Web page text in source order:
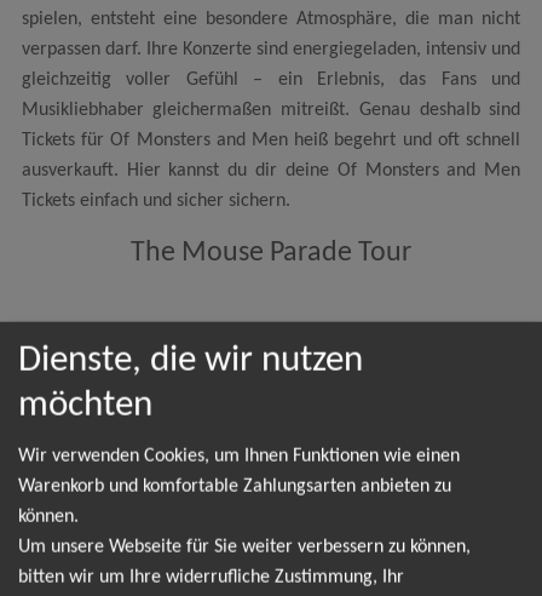
spielen, entsteht eine besondere Atmosphäre, die man nicht
verpassen darf. Ihre Konzerte sind energiegeladen, intensiv und
gleichzeitig voller Gefühl – ein Erlebnis, das Fans und
Musikliebhaber gleichermaßen mitreißt. Genau deshalb sind
Tickets für Of Monsters and Men heiß begehrt und oft schnell
ausverkauft. Hier kannst du dir deine Of Monsters and Men
Tickets einfach und sicher sichern.
The Mouse Parade Tour
NEWSLETTER
Leider gibt es aktuell von Of Monsters And Men
keine Termine. Wir informieren dich jedoch gerne
direkt, sobald es neue Termine gibt. Einfach hier
für den Of Monsters And Men Newsletter
Dienste, die wir nutzen
möchten
Wir verwenden Cookies, um Ihnen Funktionen wie einen
Warenkorb und komfortable Zahlungsarten anbieten zu
können.
Um unsere Webseite für Sie weiter verbessern zu können,
bitten wir um Ihre widerrufliche Zustimmung, Ihr